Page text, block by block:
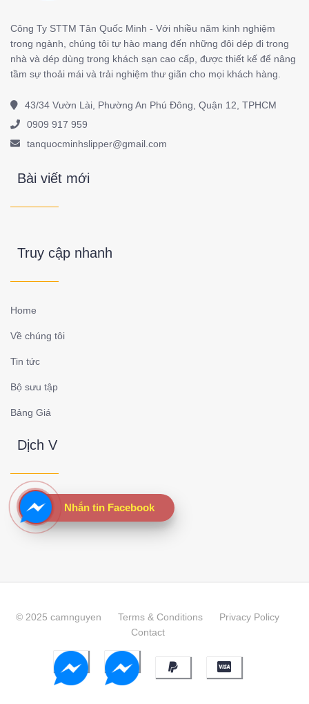
Công Ty STTM Tân Quốc Minh - Với nhiều năm kinh nghiệm
trong ngành, chúng tôi tự hào mang đến những đôi dép đi trong
nhà và dép dùng trong khách sạn cao cấp, được thiết kế để nâng
tầm sự thoải mái và trải nghiệm thư giãn cho mọi khách hàng.
43/34 Vườn Lài, Phường An Phú Đông, Quận 12, TPHCM
0909 917 959
tanquocminhslipper@gmail.com
Bài viết mới
Truy cập nhanh
Home
Về chúng tôi
Tin tức
Bộ sưu tập
Bảng Giá
Dịch V
© 2025 camnguyen Terms & Conditions
Privacy Policy
Contact
Nhắn tin Facebook